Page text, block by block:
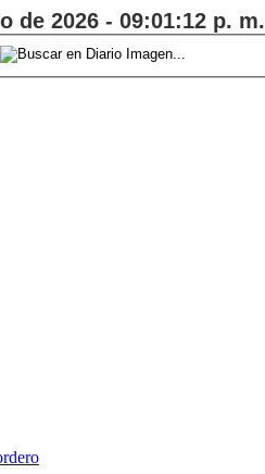
de 2026 - 09:01:12 p. m.